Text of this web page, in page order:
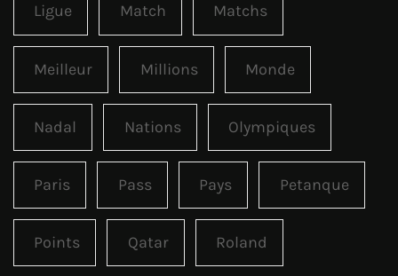
Ligue Match Matchs
Meilleur Millions Monde
Nadal Nations Olympiques
Paris Pass Pays Petanque
Points Qatar Roland